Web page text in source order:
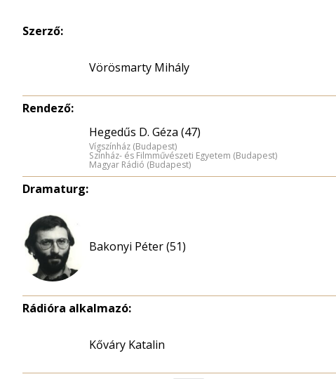
Szerző:
Vörösmarty Mihály
Rendező:
Hegedűs D. Géza (47)
Vígszínház (Budapest)
Színház- és Filmművészeti Egyetem (Budapest)
Magyar Rádió (Budapest)
Dramaturg:
Bakonyi Péter (51)
Rádióra alkalmazó:
Kőváry Katalin